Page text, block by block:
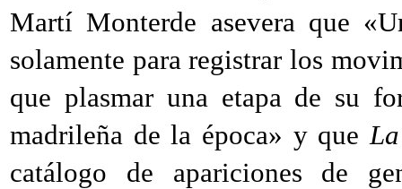
Martí Monterde asevera que
solamente para registrar los
que plasmar una etapa de su
madrileña de la época» y que
catálogo de apariciones de